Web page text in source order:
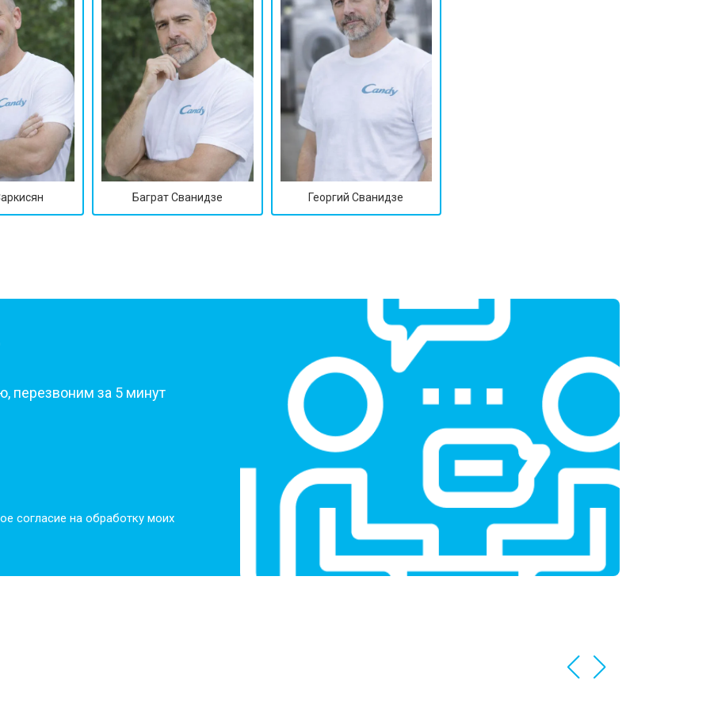
от 90 мин от 2800 ₽
от 70 мин от 3800 ₽
от 70 мин от 2200 ₽
от 50 мин от 2300 ₽
от 2150 ₽
от 3350 ₽ Заказать
от 3450 ₽ Заказать
от 50 мин Заказать
от 3800 ₽ Заказать
Баграт Сванидзе Георгий Сванидзе
перезвоним за 5 минут
согласие на обработку моих